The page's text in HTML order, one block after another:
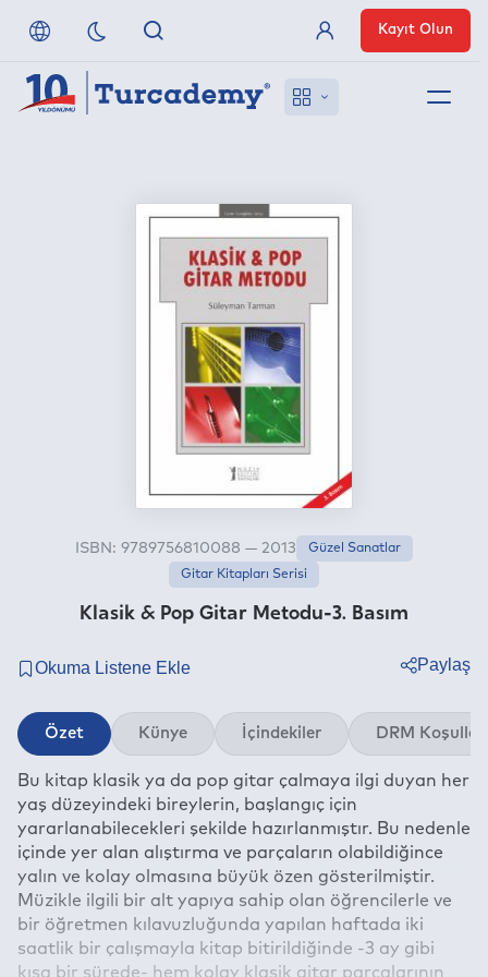
Referanslarımız
Anlaşmalı Yayınevleri
Üye Girişi
Kayıt Olun
Klasik & Pop Gitar Metodu-3. Basım
ISBN: 9789756810088 — 2013
Güzel Sanatlar
Gitar Kitapları Serisi
Paylaş
Twitter
Linkedin
E-mail
Özet Künye İçindekiler DRM Koşulları
Bu kitap klasik ya da pop gitar çalmaya ilgi duyan her
yaş düzeyindeki bireylerin, başlangıç için
yararlanabilecekleri şekilde hazırlanmıştır. Bu nedenle
içinde yer alan alıştırma ve parçaların olabildiğince
yalın ve kolay olmasına büyük özen gösterilmiştir.
Müzikle ilgili bir alt yapıya sahip olan öğrencilerle ve
bir öğretmen kılavuzluğunda yapılan haftada iki
saatlik bir çalışmayla kitap bitirildiğinde -3 ay gibi
kısa bir sürede- hem kolay klasik gitar parçalarının